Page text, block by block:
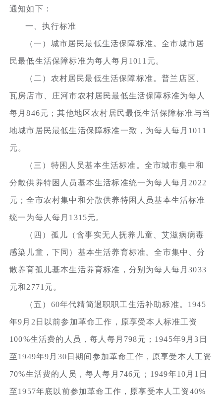
通知如下：
一、执行标准
（一）城市居民最低生活保障标准。全市城市居
民最低生活保障标准为每人每月1011元。
（二）农村居民最低生活保障标准。普兰店区、
瓦房店市、庄河市农村居民最低生活保障标准为每人
每月846元；其他地区农村居民最低生活保障标准与当
地城市居民最低生活保障标准一致，为每人每月1011
元。
（三）特困人员基本生活标准。全市城市集中和
分散供养特困人员基本生活标准统一为每人每月2022
元；全市农村集中和分散供养特困人员基本生活标准
统一为每人每月1315元。
（四）孤儿（含事实无人抚养儿童、艾滋病病毒
感染儿童，下同）基本生活养育标准。全市集中、分
散养育孤儿基本生活养育标准，分别为每人每月3033
元和2771元。
（五）60年代精简退职职工生活补助标准。1945
年9月2日以前参加革命工作，原享受本人标准工资
100%生活费的人员，每人每月798元；1945年9月3日
至1949年9月30日期间参加革命工作，原享受本人工资
70%生活费的人员，每人每月746元；1949年10月1日
至1957年底以前参加革命工作，原享受本人工资40%